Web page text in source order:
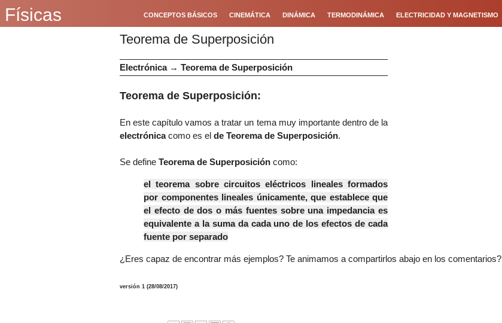
Físicas CONCEPTOS BÁSICOS CINEMÁTICA DINÁMICA TERMODINÁMICA ELECTRICIDAD Y MAGNETISMO
Teorema de Superposición
Electrónica → Teorema de Superposición
Teorema de Superposición:
En este capítulo vamos a tratar un tema muy importante dentro de la
electrónicacomo es el de Teorema de Superposición.
Se define Teorema de Superposición como:
el teorema sobre circuitos eléctricos lineales formados
por componentes lineales únicamente, que establece que
el efecto de dos o más fuentes sobre una impedancia es
equivalente a la suma da cada uno de los efectos de cada
fuente por separado
¿Eres capaz de encontrar más ejemplos? Te animamos a compartirlos abajo en los comentarios?
versión 1 (28/08/2017)